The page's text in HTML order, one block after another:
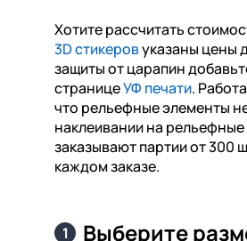
Хотите рассчитать
3D стикеровуказаны цены
защиты от царапин
страницеУФ печати.
что рельефные элементы
наклеивании на
заказывают партии от 300
каждом заказе.
1 Выберите